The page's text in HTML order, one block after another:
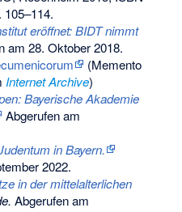
105–114.
eröffnet: BIDT nimmt
am 28. Oktober 2018.
(Memento
Internet Archive)
Bayerische Akademie
Abgerufen am
in Bayern.
2022.
in der mittelalterlichen
Abgerufen am